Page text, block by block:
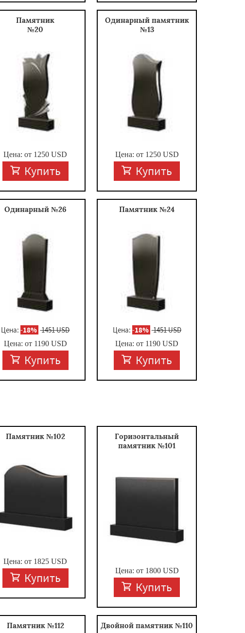
Памятник
№20
Цена: от 1250 USD
Купить
Одинарный памятник
№13
Цена: от 1250USD
Купить
Одинарный №26
Цена:-18% 1451 USD
Цена: от 1190USD
Купить
Памятник №24
Цена: -18% 1451 USD
Цена: от 1190 USD
Купить
Памятник №102
Цена: от 1825 USD
Купить
Горизонтальный
памятник №101
Цена: от 1800USD
Купить
Памятник №112 Двойной памятник №110